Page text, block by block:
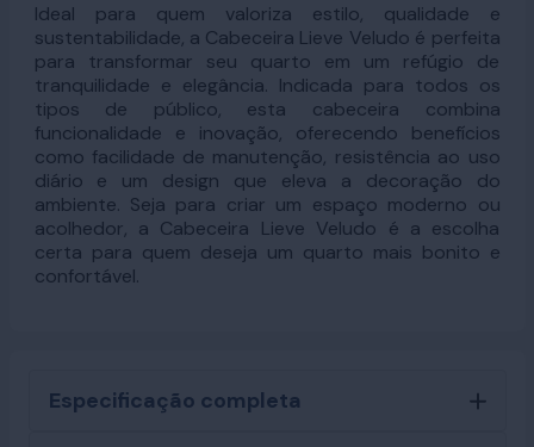
Ideal para quem valoriza estilo, qualidade e
sustentabilidade, a Cabeceira Lieve Veludo é perfeita
para transformar seu quarto em um refúgio de
tranquilidade e elegância. Indicada para todos os
tipos de público, esta cabeceira combina
funcionalidade e inovação, oferecendo benefícios
como facilidade de manutenção, resistência ao uso
diário e um design que eleva a decoração do
ambiente. Seja para criar um espaço moderno ou
acolhedor, a Cabeceira Lieve Veludo é a escolha
certa para quem deseja um quarto mais bonito e
confortável.
Especificação completa